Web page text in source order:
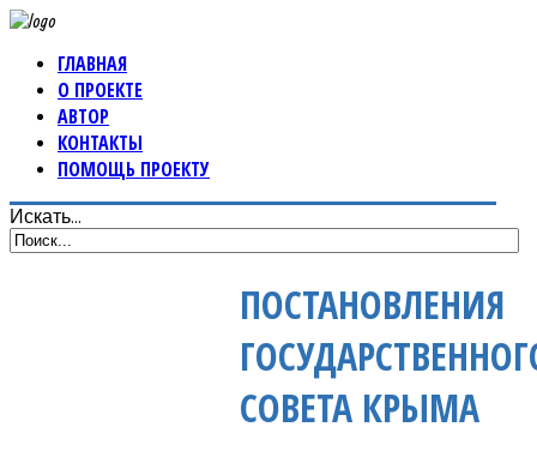
ГЛАВНАЯ
О ПРОЕКТЕ
АВТОР
КОНТАКТЫ
ПОМОЩЬ ПРОЕКТУ
Искать...
ПОСТАНОВЛЕНИЯ
СОВЕТА КРЫМА